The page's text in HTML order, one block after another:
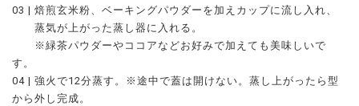
03 | 焙煎玄米粉、ベーキングパウダーを加えカップに流し入れ、
蒸気が上がった蒸し器に入れる。
※緑茶パウダーやココアなどお好みで加えても美味しいで
す。
04 | 強火で12分蒸す。※途中で蓋は開けない。蒸し上がったら型
から外し完成。